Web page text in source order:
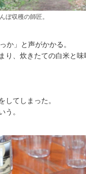
ぼ収穫の師匠。
か」と声がかかる。
り、炊きたての白米と味
してしまった。
う。